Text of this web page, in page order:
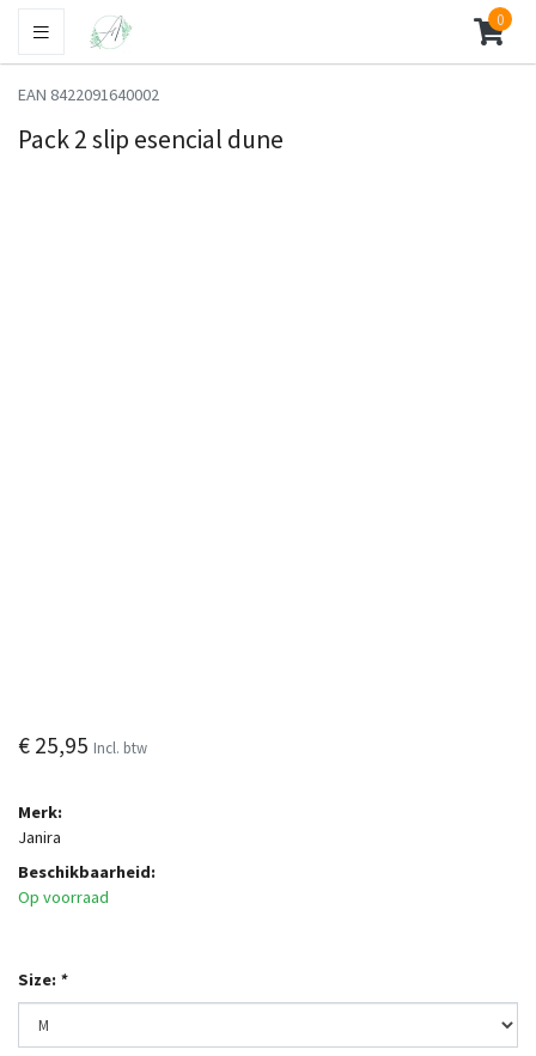
0
EAN 8422091640002
Pack 2 slip esencial dune
€ 25,95 Incl. btw
Merk:
Janira
Beschikbaarheid:
Op voorraad
Size: *